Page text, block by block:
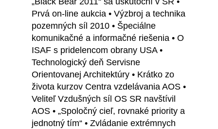
Prvá on-line aukcia • Výzbroj a technika
pozemných síl 2010 • Špeciálne
komunikačné a informačné riešenia • O
ISAF s pridelencom obrany USA •
Technologický deň Servisne
Orientovanej Architektúry • Krátko zo
života kurzov Centra vzdelávania AOS •
Veliteľ Vzdušných síl OS SR navštívil
AOS • „Spoločný cieľ, rovnaké priority a
jednotný tím“ • Zvládanie extrémnych